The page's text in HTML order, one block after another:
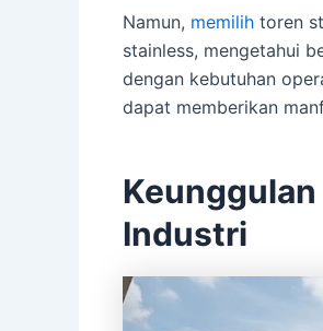
Namun, memilih toren
stainless, mengetahui
dengan kebutuhan
dapat memberikan
Industri